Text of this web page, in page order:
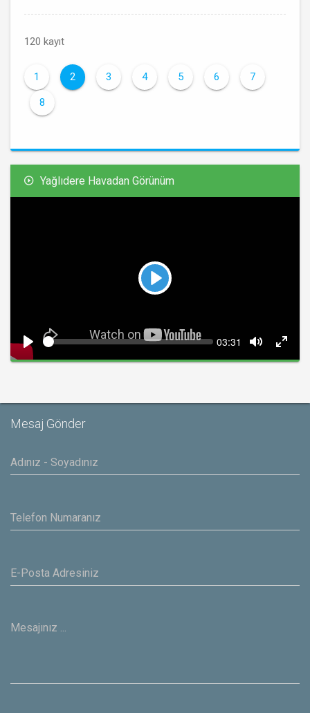
120 kayıt
1 2 3 4 5 6 7
8
Yağlıdere Havadan Görünüm
Play
Play
Seek Current
03:31
Mute
Mesaj Gönder